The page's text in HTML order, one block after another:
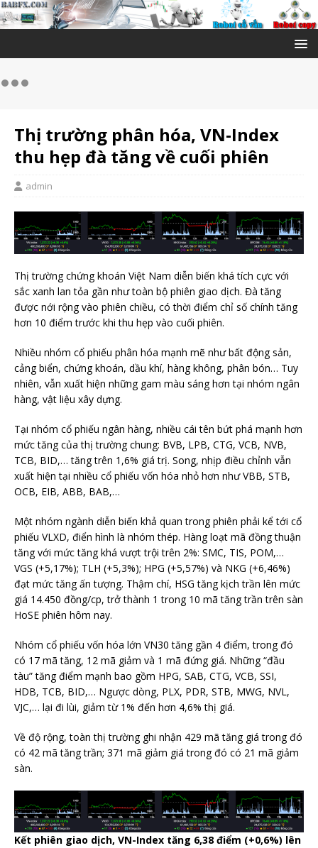
Thị trường phân hóa, VN-Index
thu hẹp đà tăng về cuối phiên
admin
Thị trường chứng khoán Việt Nam diễn biến khá tích cực với
sắc xanh lan tỏa gần như toàn bộ phiên giao dịch. Đà tăng
được nới rộng vào phiên chiều, có thời điểm chỉ số chính tăng
hơn 10 điểm trước khi thu hẹp vào cuối phiên.
Nhiều nhóm cổ phiếu phân hóa mạnh mẽ như bất động sản,
cảng biển, chứng khoán, dầu khí, hàng không, phân bón… Tuy
nhiên, vẫn xuất hiện những gam màu sáng hơn tại nhóm ngân
hàng, vật liệu xây dựng.
Tại nhóm cổ phiếu ngân hàng, nhiều cái tên bứt phá mạnh hơn
mức tăng của thị trường chung: BVB, LPB, CTG, VCB, NVB,
TCB, BID,… tăng trên 1,6% giá trị. Song, nhịp điều chỉnh vẫn
xuất hiện tại nhiều cổ phiếu vốn hóa nhỏ hơn như VBB, STB,
OCB, EIB, ABB, BAB,…
Một nhóm ngành diễn biến khả quan trong phiên phải kể tới cổ
phiếu VLXD, điển hình là nhóm thép. Hàng loạt mã đồng thuận
tăng với mức tăng khá vượt trội trên 2%: SMC, TIS, POM,…
VGS (+5,17%); TLH (+5,3%); HPG (+5,57%) và NKG (+6,46%)
đạt mức tăng ấn tượng. Thậm chí, HSG tăng kịch trần lên mức
giá 14.450 đồng/cp, trở thành 1 trong 10 mã tăng trần trên sàn
HoSE phiên hôm nay.
Nhóm cổ phiếu vốn hóa lớn VN30 tăng gần 4 điểm, trong đó
có 17 mã tăng, 12 mã giảm và 1 mã đứng giá. Những “đầu
tàu” tăng điểm mạnh bao gồm HPG, SAB, CTG, VCB, SSI,
HDB, TCB, BID,… Ngược dòng, PLX, PDR, STB, MWG, NVL,
VJC,… lại đi lùi, giảm từ 1% đến hơn 4,6% thị giá.
Về độ rộng, toàn thị trường ghi nhận 429 mã tăng giá trong đó
có 42 mã tăng trần; 371 mã giảm giá trong đó có 21 mã giảm
sàn.
Kết phiên giao dịch, VN-Index tăng 6,38 điểm (+0,6%) lên